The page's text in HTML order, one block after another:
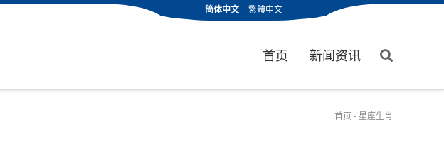
简体中文 繁體中文
首页 新闻资讯
首页 - 星座生肖